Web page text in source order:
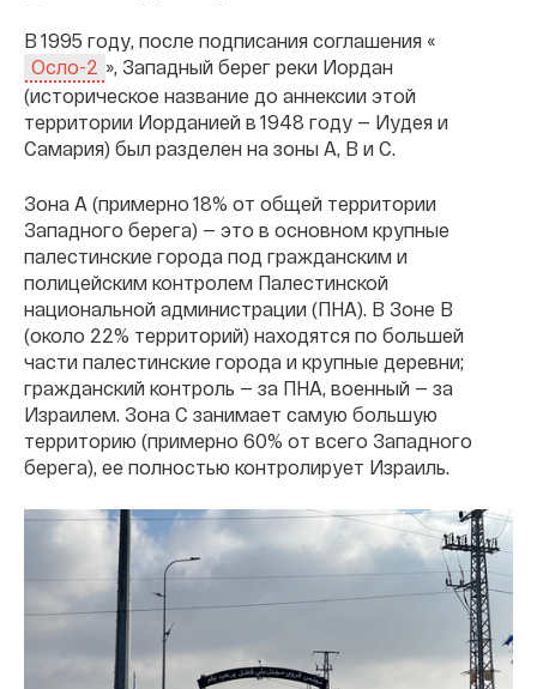
В 1995 году, после подписания соглашения «
Осло-2 », Западный берег реки Иордан
(историческое название до аннексии этой
территории Иорданией в 1948 году — Иудея и
Самария) был разделен на зоны A, B и C.
Зона А (примерно 18% от общей территории
Западного берега) — это в основном крупные
палестинские города под гражданским и
полицейским контролем Палестинской
национальной администрации (ПНА). В Зоне B
(около 22% территорий) находятся по большей
части палестинские города и крупные деревни;
гражданский контроль — за ПНА, военный — за
Израилем. Зона C занимает самую большую
территорию (примерно 60% от всего Западного
берега), ее полностью контролирует Израиль.